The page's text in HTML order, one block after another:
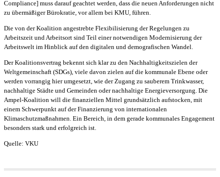
Compliance] muss darauf geachtet werden, dass die neuen Anforderungen nicht
zu übermäßiger Bürokratie, vor allem bei KMU, führen.
Die von der Koalition angestrebte Flexibilisierung der Regelungen zu
Arbeitszeit und Arbeitsort sind Teil einer notwendigen Modernisierung der
Arbeitswelt im Hinblick auf den digitalen und demografischen Wandel.
Der Koalitionsvertrag bekennt sich klar zu den Nachhaltigkeitszielen der
Weltgemeinschaft (SDGs), viele davon zielen auf die kommunale Ebene oder
werden vorrangig hier umgesetzt, wie der Zugang zu sauberem Trinkwasser,
nachhaltige Städte und Gemeinden oder nachhaltige Energieversorgung. Die
Ampel-Koalition will die finanziellen Mittel grundsätzlich aufstocken, mit
einem Schwerpunkt auf der Finanzierung von internationalen
Klimaschutzmaßnahmen. Ein Bereich, in dem gerade kommunales Engagement
besonders stark und erfolgreich ist.
Quelle: VKU